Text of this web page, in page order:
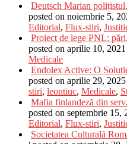
Deutsch Marian
posted on noiembrie 5,
Editorial, Flux-stiri,
Proiect de lege PNL:
posted on aprilie 10, 2021
Medicale
Endolex Active: O
posted on aprilie 29, 2025
stiri, leontiuc, Medicale,
Mafia finlandeză din
posted on septembrie 15,
Editorial, Flux-stiri,
Societatea Culturală